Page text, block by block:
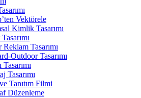
Vektörele
Kimlik Tasarımı
Reklam Tasarımı
Outdoor Tasarımı
Tasarımı
Tanıtım Filmi
Düzenleme